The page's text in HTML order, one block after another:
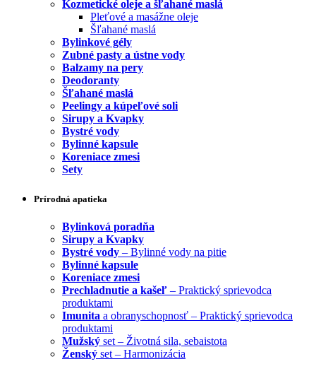
Kozmetické oleje a šľahané maslá
Pleťové a masážne oleje
Šľahané maslá
Bylinkové gély
Zubné pasty a ústne vody
Balzamy na pery
Deodoranty
Šľahané maslá
Peelingy a kúpeľové soli
Sirupy a Kvapky
Bystré vody
Bylinné kapsule
Koreniace zmesi
Sety
Prírodná apatieka
Bylinková poradňa
Sirupy a Kvapky
Bystré vody – Bylinné vody na pitie
Bylinné kapsule
Koreniace zmesi
Prechladnutie a kašeľ – Praktický sprievodca
produktami
Imunita a obranyschopnosť – Praktický sprievodca
produktami
Mužský set – Životná sila, sebaistota
Ženský set – Harmonizácia